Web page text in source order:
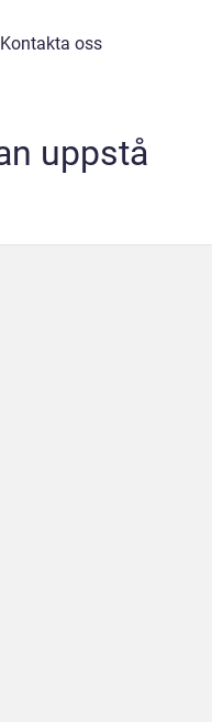
Kontakta oss
uppstå